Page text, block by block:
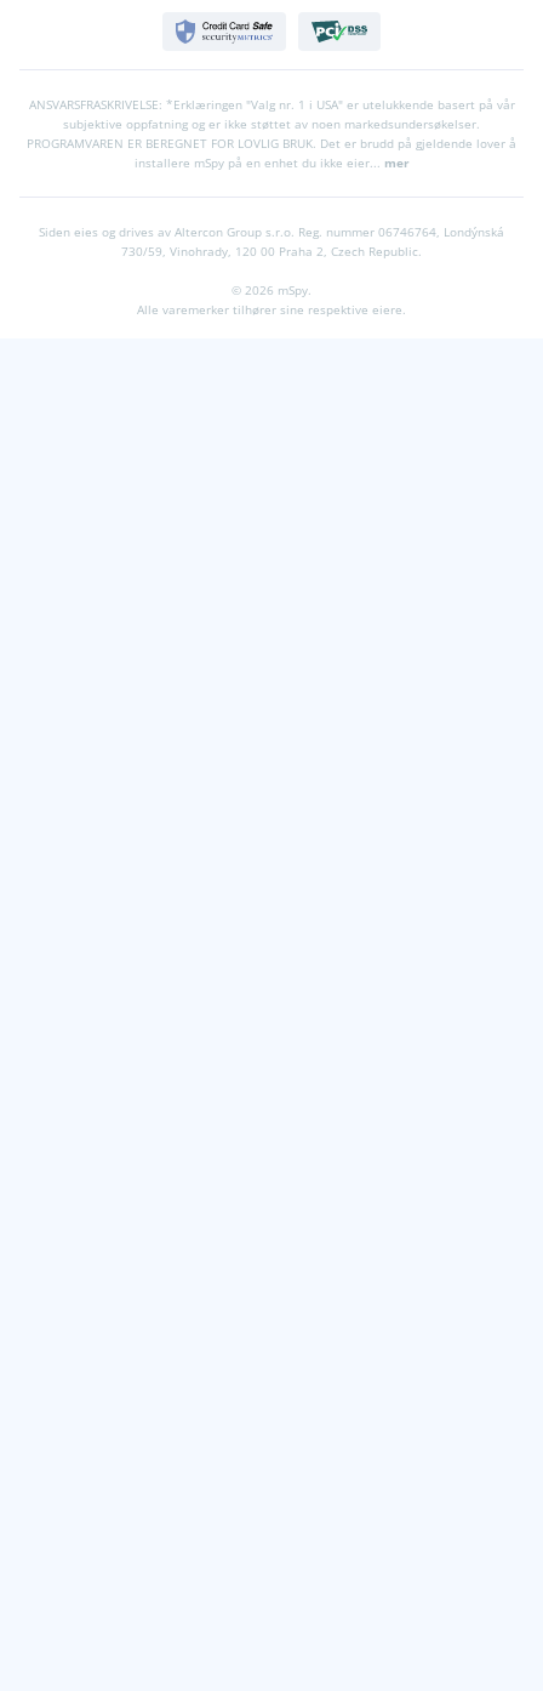
ANSVARSFRASKRIVELSE: *Erklæringen "Valg nr. 1 i USA" er utelukkende basert på vår
subjektive oppfatning og er ikke støttet av noen markedsundersøkelser.
PROGRAMVAREN ER BEREGNET FOR LOVLIG BRUK. Det er brudd på gjeldende lover å
installere mSpy på en enhet du ikke eier... mer
Siden eies og drives av Altercon Group s.r.o. Reg. nummer 06746764, Londýnsk
730/59, Vinohrady, 120 00 Praha 2, Czech Republic.
© 2026 mSpy.
Alle varemerker tilhører sine respektive eiere.